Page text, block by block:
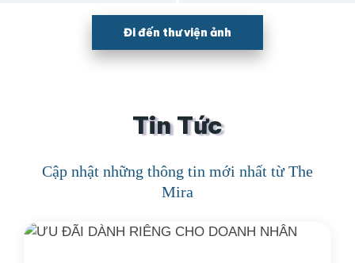
Đi đến thư viện ảnh
Tin Tức
Cập nhật những thông tin mới nhất từ The
Mira